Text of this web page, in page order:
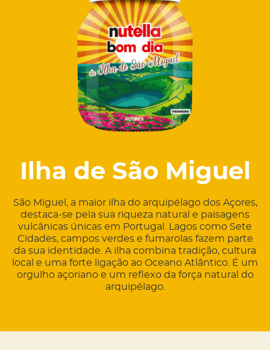
Ilha de São Miguel
São Miguel, a maior ilha do arquipélago dos Açores,
destaca-se pela sua riqueza natural e paisagens
vulcânicas únicas em Portugal. Lagos como Sete
Cidades, campos verdes e fumarolas fazem parte
da sua identidade. A ilha combina tradição, cultura
local e uma forte ligação ao Oceano Atlântico. É um
orgulho açoriano e um reflexo da força natural do
arquipélago.